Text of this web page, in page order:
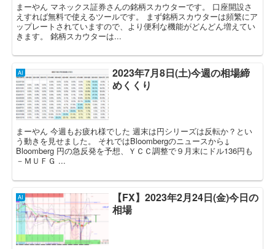
まーやん マネックス証券さんの銘柄スカウターです。 口座開設さ
えすれば無料で使えるツールです。 まず銘柄スカウターは頻繁にア
ップレートされていますので、より便利な機能がどんどん増えてい
きます。 銘柄スカウターは...
AI
2023年7月8日(土)今週の相場締
めくくり
まーやん 今週もお疲れ様でした 週末は円シリーズは反転か？とい
う動きを見せました。 それではBloombergのニュースから↓
Bloomberg 円の急反発を予想、ＹＣＣ調整で９月末にドル136円も
－ＭＵＦＧ ...
AI
【FX】2023年2月24日(金)今日の
相場